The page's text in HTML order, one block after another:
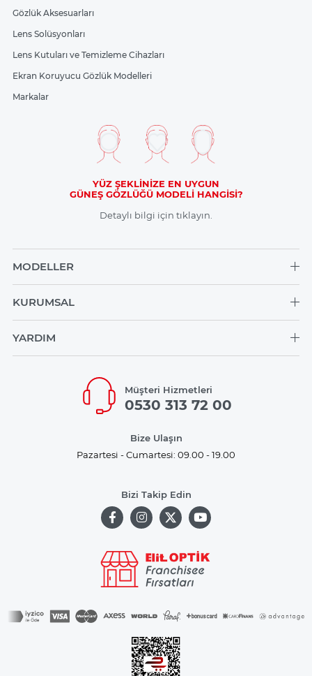
Gözlük Aksesuarları
Lens Solüsyonları
Lens Kutuları ve Temizleme Cihazları
Ekran Koruyucu Gözlük Modelleri
Markalar
YÜZ ŞEKLİNİZE EN UYGUN
GÜNEŞ GÖZLÜĞÜ MODELİ HANGİSİ?
Detaylı bilgi için tıklayın.
MODELLER
KURUMSAL
YARDIM
Müşteri Hizmetleri
0530 313 72 00
Bize Ulaşın
Pazartesi - Cumartesi: 09.00 - 19.00
Bizi Takip Edin